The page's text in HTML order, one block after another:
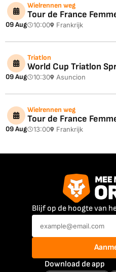
09 Aug
Wielrennen weg
Tour de France
10:00 Frankrijk
09 Aug
Triatlon
World Cup Triatlon
10:30 Asuncion
09 Aug
Wielrennen weg
Tour de France
13:00 Frankrijk
Blijf op de hoogte van
Download de app